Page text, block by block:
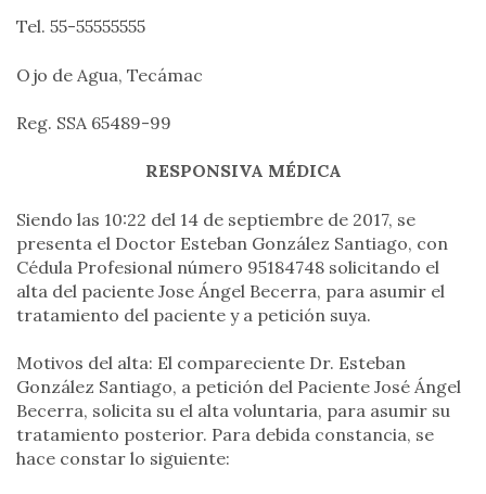
Tel. 55-55555555
Ojo de Agua, Tecámac
Reg. SSA 65489-99
RESPONSIVA MÉDICA
Siendo las 10:22 del 14 de septiembre de 2017, se
presenta el Doctor Esteban González Santiago, con
Cédula Profesional número 95184748 solicitando el
alta del paciente Jose Ángel Becerra, para asumir el
tratamiento del paciente y a petición suya.
Motivos del alta: El compareciente Dr. Esteban
González Santiago, a petición del Paciente José Ángel
Becerra, solicita su el alta voluntaria, para asumir su
tratamiento posterior. Para debida constancia, se
hace constar lo siguiente: